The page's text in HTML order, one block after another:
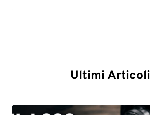
Ultimi Articoli